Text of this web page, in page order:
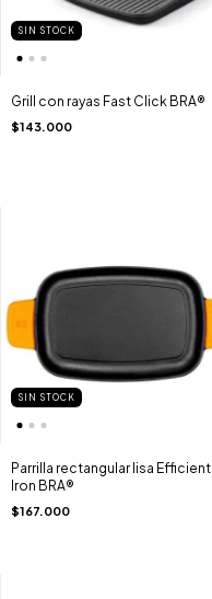
SIN STOCK
Grill con rayas Fast Click BRA®
$143.000
SIN STOCK
Parrilla rectangular lisa Efficient
Iron BRA®
$167.000